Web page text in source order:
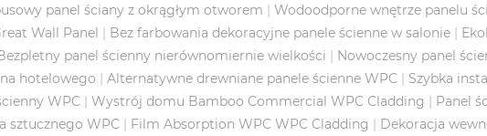
panel ściany z okrągłym otworem | Wodoodporne wnętrze panelu
Wall Panel | Bez farbowania dekoracyjne panele ścienne w salonie |
panel ścienny nierównomiernie wielkości | Nowoczesny panel
hotelowego | Alternatywne drewniane panele ścienne WPC | Szybka
WPC | Wystrój domu Bamboo Commercial WPC Cladding | Panel
sztucznego WPC | Film Absorption WPC WPC Cladding | Dekoracja